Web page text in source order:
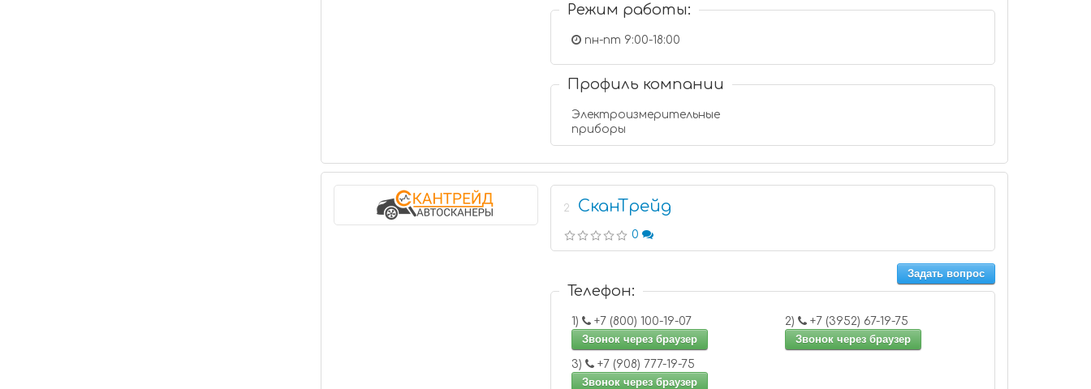
Режим работы:
пн-пт 9:00-18:00
Профиль компании
Электроизмерительные
приборы
2 СканТрейд
0
Задать вопрос
Телефон:
1)
+7 (800) 100-19-07
Звонок через браузер
2)
+7 (3952) 67-19-75
Звонок через браузер
3)
+7 (908) 777-19-75
Звонок через браузер